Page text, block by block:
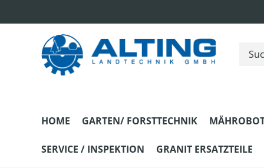
HOME GARTEN/ FORSTTECHNIK
SERVICE / INSPEKTION GRANIT ERSATZTEILE